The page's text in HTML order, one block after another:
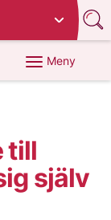
Meny
till
själv